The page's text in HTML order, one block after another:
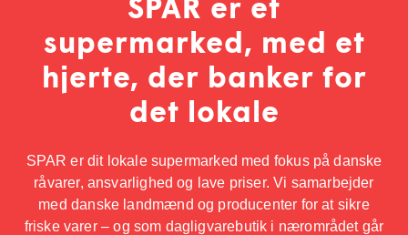
supermarked, med et
hjerte, der banker for
det lokale
SPAR er dit lokale supermarked med fokus på danske
råvarer, ansvarlighed og lave priser. Vi samarbejder
med danske landmænd og producenter for at sikre
friske varer – og som dagligvarebutik i nærområdet går